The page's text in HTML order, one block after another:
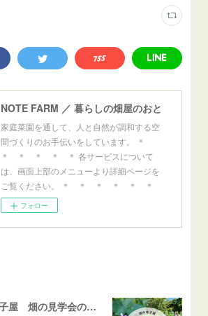
NOTE FARM ／ 暮らしの畑屋のおと
家庭菜園を通して、人と自然が調和する空
間づくりのお手伝いをしています。 ＊
＊ ＊ ＊ ＊ ＊ 各サービスについて
は、画面上部のメニューより詳細ページを
ご覧ください。 ＊ ＊ ＊ ＊ ＊ ＊
フォロー
⭐️受付中⭐️ 畑の寺子屋 畑の見学会のご案内